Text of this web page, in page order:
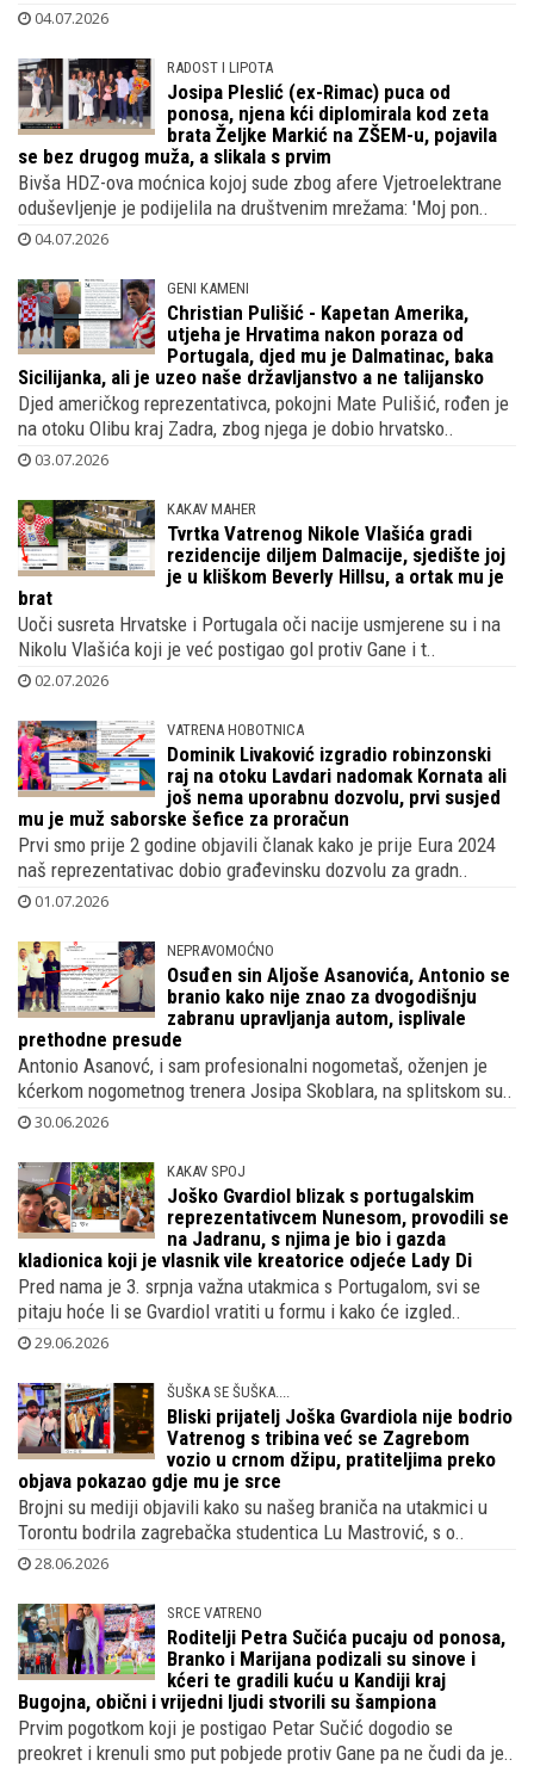
04.07.2026
RADOST I LIPOTA
Josipa Pleslić (ex-Rimac) puca od
ponosa, njena kći diplomirala kod zeta
brata Željke Markić na ZŠEM-u, pojavila
se bez drugog muža, a slikala s prvim
Bivša HDZ-ova moćnica kojoj sude zbog afere Vjetroelektrane
oduševljenje je podijelila na društvenim mrežama: 'Moj pon..
04.07.2026
GENI KAMENI
Christian Pulišić - Kapetan Amerika,
utjeha je Hrvatima nakon poraza od
Portugala, djed mu je Dalmatinac, baka
Sicilijanka, ali je uzeo naše državljanstvo a ne talijansko
Djed američkog reprezentativca, pokojni Mate Pulišić, rođen je
na otoku Olibu kraj Zadra, zbog njega je dobio hrvatsko..
03.07.2026
KAKAV MAHER
Tvrtka Vatrenog Nikole Vlašića gradi
rezidencije diljem Dalmacije, sjedište joj
je u kliškom Beverly Hillsu, a ortak mu je
brat
Uoči susreta Hrvatske i Portugala oči nacije usmjerene su i na
Nikolu Vlašića koji je već postigao gol protiv Gane i t..
02.07.2026
VATRENA HOBOTNICA
Dominik Livaković izgradio robinzonski
raj na otoku Lavdari nadomak Kornata ali
još nema uporabnu dozvolu, prvi susjed
mu je muž saborske šefice za proračun
Prvi smo prije 2 godine objavili članak kako je prije Eura 2024
naš reprezentativac dobio građevinsku dozvolu za gradn..
01.07.2026
NEPRAVOMOĆNO
Osuđen sin Aljoše Asanovića, Antonio se
branio kako nije znao za dvogodišnju
zabranu upravljanja autom, isplivale
prethodne presude
Antonio Asanovć, i sam profesionalni nogometaš, oženjen je
kćerkom nogometnog trenera Josipa Skoblara, na splitskom su..
30.06.2026
KAKAV SPOJ
Joško Gvardiol blizak s portugalskim
reprezentativcem Nunesom, provodili se
na Jadranu, s njima je bio i gazda
kladionica koji je vlasnik vile kreatorice odjeće Lady Di
Pred nama je 3. srpnja važna utakmica s Portugalom, svi se
pitaju hoće li se Gvardiol vratiti u formu i kako će izgled..
29.06.2026
ŠUŠKA SE ŠUŠKA....
Bliski prijatelj Joška Gvardiola nije bodrio
Vatrenog s tribina već se Zagrebom
vozio u crnom džipu, pratiteljima preko
objava pokazao gdje mu je srce
Brojni su mediji objavili kako su našeg braniča na utakmici u
Torontu bodrila zagrebačka studentica Lu Mastrović, s o..
28.06.2026
SRCE VATRENO
Roditelji Petra Sučića pucaju od ponosa,
Branko i Marijana podizali su sinove i
kćeri te gradili kuću u Kandiji kraj
Bugojna, obični i vrijedni ljudi stvorili su šampiona
Prvim pogotkom koji je postigao Petar Sučić dogodio se
preokret i krenuli smo put pobjede protiv Gane pa ne čudi da je..